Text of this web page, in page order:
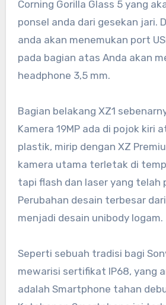
Corning Gorilla Glass 5 yang
ponsel anda dari gesekan jari.
anda akan menemukan port
pada bagian atas Anda akan
headphone 3,5 mm.
Bagian belakang XZ1
Kamera 19MP ada di pojok kiri
plastik, mirip dengan XZ
kamera utama terletak di
tapi flash dan laser yang telah
Perubahan desain terbesar
menjadi desain unibody logam.
Seperti sebuah tradisi bagi
mewarisi sertifikat IP68, yang
adalah Smartphone tahan